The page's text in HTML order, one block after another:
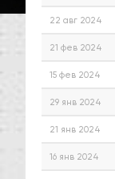
22 авг 2024
21 фев 2024
15 фев 2024
29 янв 2024
21 янв 2024
16 янв 2024